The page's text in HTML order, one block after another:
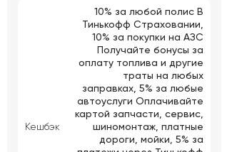
Кешбэк
10% за любой полис В
Тинькофф Страховании,
10% за покупки на АЗС
Получайте бонусы за
оплату топлива и другие
траты на любых
заправках, 5% за любые
автоуслуги Оплачивайте
картой запчасти, сервис,
шиномонтаж, платные
дороги, мойки, 5% за